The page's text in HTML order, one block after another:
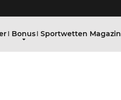
Bonus Sportwetten Magazin